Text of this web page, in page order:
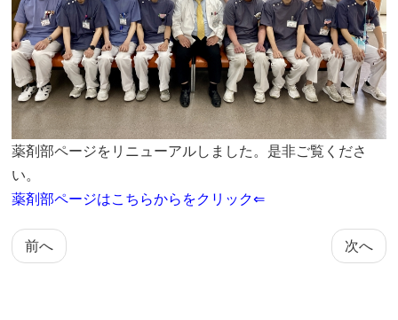
薬剤部ページをリニューアルしました。是非ご覧くださ
い。
薬剤部ページはこちらからをクリック⇐
前へ 次へ